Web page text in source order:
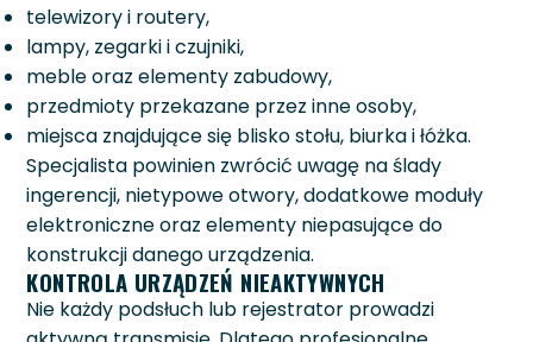
telewizory i routery,
lampy, zegarki i czujniki,
meble oraz elementy zabudowy,
przedmioty przekazane przez inne osoby,
miejsca znajdujące się blisko stołu, biurka i łóżka.
Specjalista powinien zwrócić uwagę na ślady
ingerencji, nietypowe otwory, dodatkowe moduły
elektroniczne oraz elementy niepasujące do
konstrukcji danego urządzenia.
KONTROLA URZĄDZEŃ NIEAKTYWNYCH
Nie każdy podsłuch lub rejestrator prowadzi